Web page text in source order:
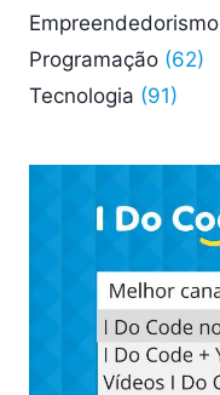
Empreendedorismo
Programação (62)
Tecnologia (91)